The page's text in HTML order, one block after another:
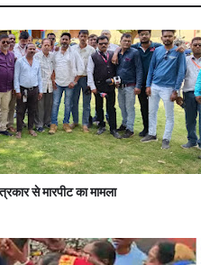
से मारपीट का मामला